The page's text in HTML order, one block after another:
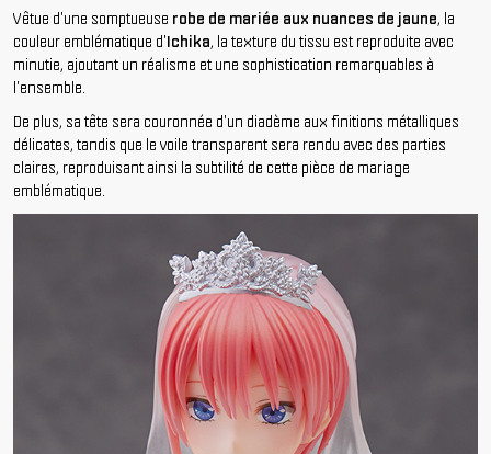
Vêtue d'une somptueuse robe de mariée aux nuances de jaune, la
couleur emblématique d'Ichika, la texture du tissu est reproduite avec
minutie, ajoutant un réalisme et une sophistication remarquables à
l'ensemble.
De plus, sa tête sera couronnée d'un diadème aux finitions métalliques
délicates, tandis que le voile transparent sera rendu avec des parties
claires, reproduisant ainsi la subtilité de cette pièce de mariage
emblématique.